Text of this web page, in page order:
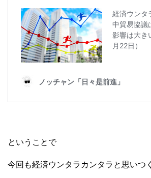
ということで
今回も経済ウンタラカンタラと思いつ